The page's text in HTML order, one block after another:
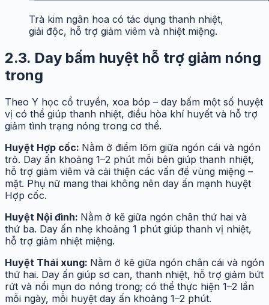
Trà kim ngân hoa có tác dụng thanh nhiệt,
giải độc, hỗ trợ giảm viêm và nhiệt miệng.
2.3. Day bấm huyệt hỗ trợ giảm nóng
trong
Theo Y học cổ truyền, xoa bóp – day bấm một số huyệt
vị có thể giúp thanh nhiệt, điều hòa khí huyết và hỗ trợ
giảm tình trạng nóng trong cơ thể.
Huyệt Hợp cốc: Nằm ở điểm lõm giữa ngón cái và ngón
trỏ. Day ấn khoảng 1–2 phút mỗi bên giúp thanh nhiệt,
hỗ trợ giảm viêm và cải thiện các vấn đề vùng miệng –
mặt. Phụ nữ mang thai không nên day ấn mạnh huyệt
Hợp cốc.
Huyệt Nội đình: Nằm ở kẽ giữa ngón chân thứ hai và
thứ ba. Day ấn nhẹ khoảng 1 phút giúp thanh vị nhiệt,
hỗ trợ giảm nhiệt miệng.
Huyệt Thái xung: Nằm ở kẽ giữa ngón chân cái và ngón
thứ hai. Day ấn giúp sơ can, thanh nhiệt, hỗ trợ giảm bứt
rứt và nổi mụn do nóng trong; có thể thực hiện 1–2 lần
mỗi ngày, mỗi huyệt day ấn khoảng 1–2 phút.